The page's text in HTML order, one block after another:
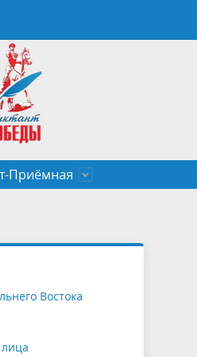
автономного
Приёмная
Востока